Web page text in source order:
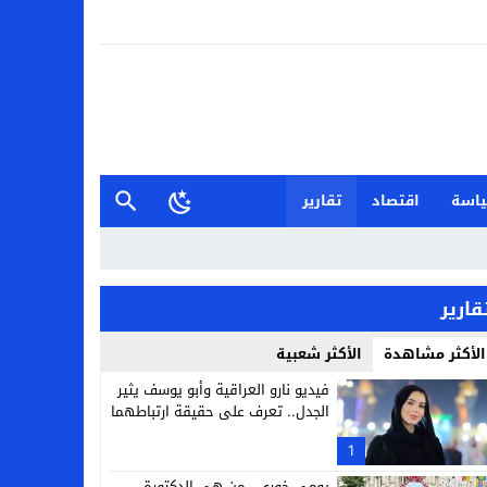
اقتصاد
تقارير
الأكثر مشاهدة الأكثر شعبية
1
فيديو نارو العراقية وأبو يوسف يثير
الجدل.. تعرف على حقيقة ارتباطهما